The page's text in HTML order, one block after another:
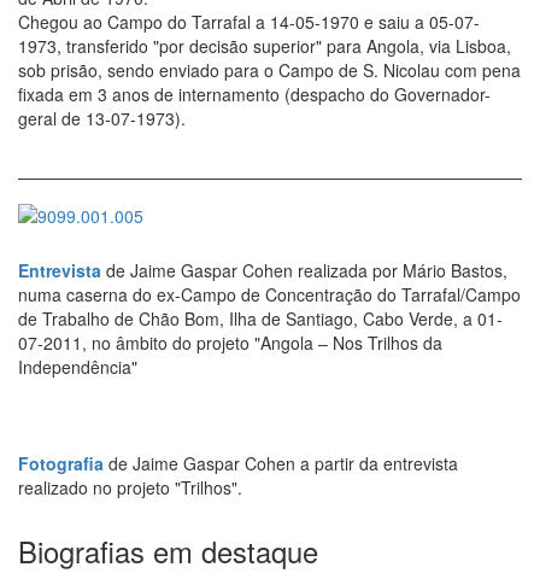
Chegou ao Campo do Tarrafal a 14-05-1970 e saiu a 05-07-
1973, transferido "por decisão superior" para Angola, via Lisboa,
sob prisão, sendo enviado para o Campo de S. Nicolau com pena
fixada em 3 anos de internamento (despacho do Governador-
geral de 13-07-1973).
Entrevista de Jaime Gaspar Cohen realizada por Mário Bastos,
numa caserna do ex-Campo de Concentração do Tarrafal/Campo
de Trabalho de Chão Bom, Ilha de Santiago, Cabo Verde, a 01-
07-2011, no âmbito do projeto "Angola – Nos Trilhos da
Independência"
Fotografia de Jaime Gaspar Cohen a partir da entrevista
realizado no projeto "Trilhos".
Biografias em destaque